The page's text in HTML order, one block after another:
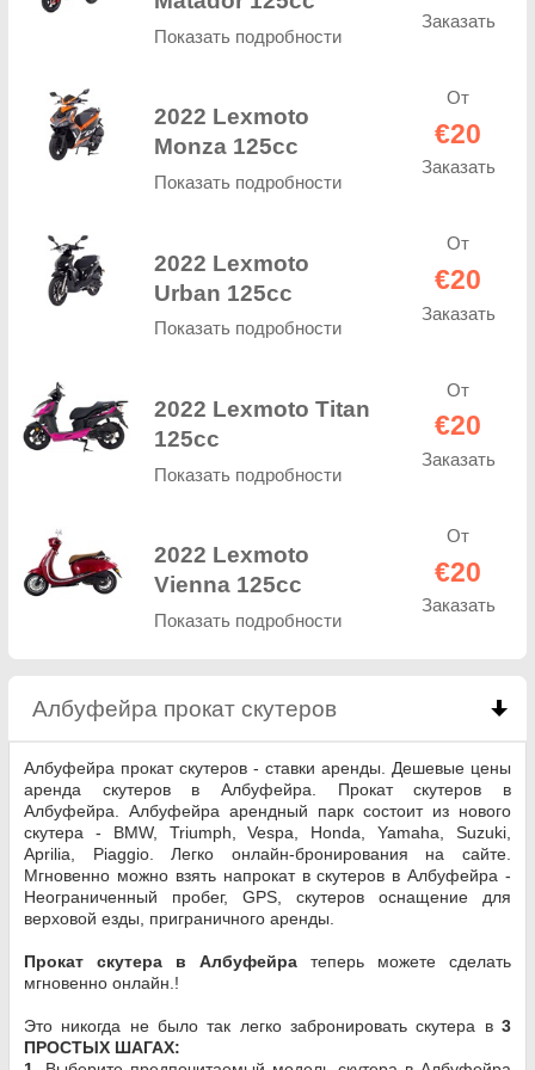
Показать подробности
Заказать
2022 Lexmoto
Monza 125cc
Показать подробности
От
€20
Заказать
2022 Lexmoto
Urban 125cc
Показать подробности
От
€20
Заказать
2022 Lexmoto Titan
125cc
Показать подробности
От
€20
Заказать
2022 Lexmoto
Vienna 125cc
Показать подробности
От
€20
Заказать
Албуфейра прокат скутеров click to collapse
Албуфейра прокат скутеров - ставки аренды. Дешевые цены
аренда скутеров в Албуфейра. Прокат скутеров в
Албуфейра. Албуфейра арендный парк состоит из нового
скутера - BMW, Triumph, Vespa, Honda, Yamaha, Suzuki,
Aprilia, Piaggio. Легко онлайн-бронирования на сайте.
Мгновенно можно взять напрокат в скутеров в Албуфейра -
Неограниченный пробег, GPS, скутеров оснащение для
верховой езды, приграничного аренды.
Прокат скутера в Албуфейра теперь можете сделать
мгновенно онлайн.!
Это никогда не было так легко забронировать скутера в 3
ПРОСТЫХ ШАГАХ: